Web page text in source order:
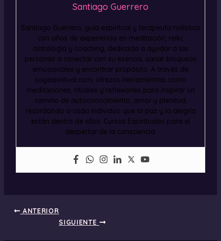
Santiago Guerrero
Santiago Guerrero, guía espiritual y terapeuta holística
con años de experiencia en meditación, reiki,
astrología y coaching, dedicada a ayudar a las
personas a conectar con su esencia, sanar bloqueos
emocionales y encontrar propósito. A través de
soyespiritual.com, ofrezco herramientas como
meditaciones, rituales y reflexiones para inspirar un
camino de autoconocimiento, amor y plenitud,
recordando a cada individuo que la paz y la alegría
están dentro de ellos. Cursos Espirituales para el
despertar de la consciencia.
ANTERIOR
SIGUIENTE